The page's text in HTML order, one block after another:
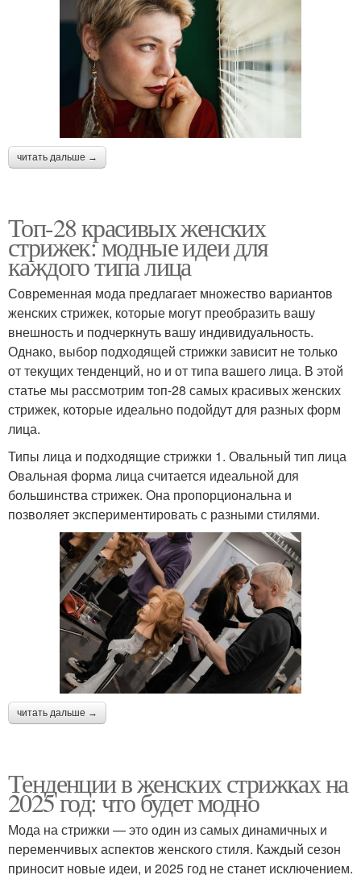
читать дальше →
Топ-28 красивых женских
стрижек: модные идеи для
каждого типа лица
Современная мода предлагает множество вариантов
женских стрижек, которые могут преобразить вашу
внешность и подчеркнуть вашу индивидуальность.
Однако, выбор подходящей стрижки зависит не только
от текущих тенденций, но и от типа вашего лица. В этой
статье мы рассмотрим топ-28 самых красивых женских
стрижек, которые идеально подойдут для разных форм
лица.
Типы лица и подходящие стрижки 1. Овальный тип лица
Овальная форма лица считается идеальной для
большинства стрижек. Она пропорциональна и
позволяет экспериментировать с разными стилями.
читать дальше →
Тенденции в женских стрижках на
2025 год: что будет модно
Мода на стрижки — это один из самых динамичных и
переменчивых аспектов женского стиля. Каждый сезон
приносит новые идеи, и 2025 год не станет исключением.